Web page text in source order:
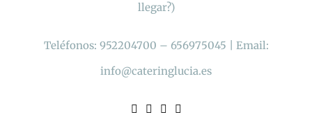
llegar?)
Teléfonos: 952204700 – 656975045 | Email:
info@cateringlucia.es
Facebook
TwitterInstagram